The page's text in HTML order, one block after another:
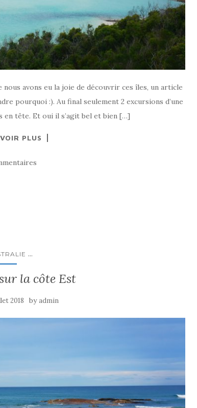
avons eu la joie de découvrir ces îles, un article
pourquoi :). Au final seulement 2 excursions d’une
en tête. Et oui il s’agit bel et bien […]
PLUS
...
la côte Est
2018 byadmin